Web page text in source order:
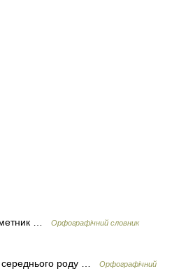
…
Орфографічний словник
роду …
Орфографічний